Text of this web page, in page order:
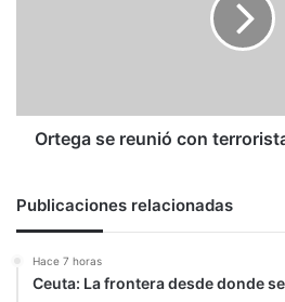
Ortega se reunió con
Publicaciones relacionadas
Hace 7 horas
Ceuta: La frontera desde donde